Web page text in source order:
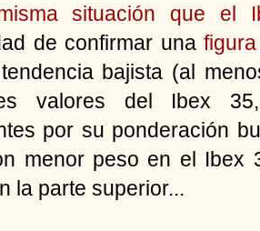
situación que el
de confirmar una
bajista (al
valores del Ibex
por su ponderación
menor peso en el Ibex
la parte superior...